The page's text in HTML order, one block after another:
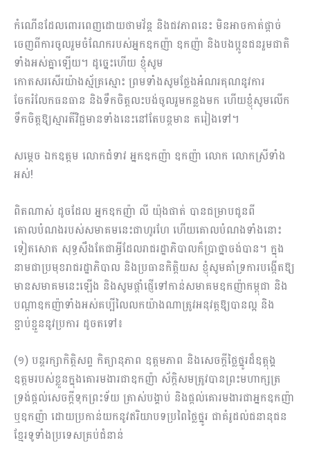
កំណើនដែលពោរពេញដោយថាមវ័ន្ត និងជវភាពនេះ មិនអាច​កាត់​ផ្ដាច់​
ចេញ​ពី​ការចូលរួ​ម​ចំណែករបស់អ្នកឧកញ៉ា ឧកញ៉ា និងបងប្អូនជនរួមជាតិ
ទាំងអស់គ្នាឡើយ។ ដូច្នេះហើយ ខ្ញុំសូម
កោត​សរសើរ​យ៉ាង​​ស្ម័គ្រស្មោះ​ ព្រមទាំងសូមថ្លែងអំណរគុណនូវការ
ចែករំលែកធនធាន និង​ទឹកចិត្ត​​លះបង់​ចូលរួមកន្លងមក ហើយ​ខ្ញុំសូមលើក​
ទឹកចិត្ត​ឱ្យ​ស្មារតី​វិជ្ជមានទាំងនេះ​នៅតែបន្ត​មាន​ តរៀងទៅ។
សម្តេច ឯកឧត្តម លោកជំទាវ អ្នកឧកញ៉ា ឧកញ៉ា លោក លោកស្រីទាំង
អស់!
ពិតណាស់ ដូចដែល អ្នកឧកញ៉ា លី យ៉ុងផាត់ បានជម្រាបជូនពី
គោលបំណងរបស់សមាគមនេះជាហូរហែ ហើយគោលបំណងទាំងនោះ
ទៀតសោត សុទ្ធសឹងតែជាអ្វីដែលរាជរដ្ឋាភិបាលក៏ប្រាថ្នាចង់បាន។ ក្នុង
នាមជាប្រមុខរាជរដ្ឋាភិបាល និងប្រធានកិត្តិយស ខ្ញុំសូមគាំទ្រការបង្កើតឱ្យ
មានសមាគមនេះឡើង និងសូមផ្តាំផ្ញើទៅកាន់សមាគមឧកញ៉ាកម្ពុជា និង
បណ្តាឧកញ៉ាទាំងអស់គប្បី​លៃលកយ៉ាងណាត្រូវអនុវត្តឱ្យបានល្អ និង
ខ្ជាប់ខ្ជួននូវប្រការ ដូចតទៅ៖
(១) បន្តរក្សាកិត្តិសព្ទ កិត្យានុភាព ឧត្តមភាព និងសេចក្តីថ្លៃថ្នូរដ៏ឧត្តុង្គ
ឧត្តមរបស់ខ្លួនក្នុងគោរមងារជាឧកញ៉ា ស័ក្តិសមត្រូវបានព្រះមហាក្សត្រ
ទ្រង់ផ្តល់សេចក្តីទុកព្រះទ័យ ត្រាស់បង្គាប់ និងផ្តល់គោរមងារជាអ្នកឧកញ៉ា
ឬឧកញ៉ា ដោយប្រកាន់យកនូវឥរិយាបទប្រពៃថ្លៃថ្នូរ ជាគំរូដល់ជនានុជន
ខ្មែរទូទាំងប្រទេសគ្រប់ជំនាន់